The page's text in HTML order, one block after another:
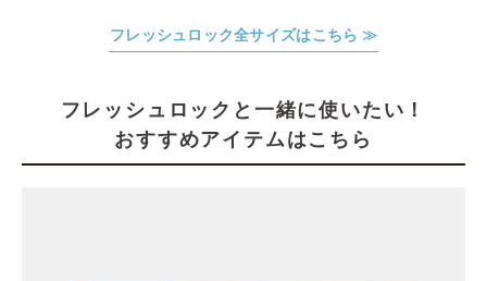
フレッシュロック全サイズはこちら ≫
フレッシュロックと一緒に使いたい！
おすすめアイテムはこちら